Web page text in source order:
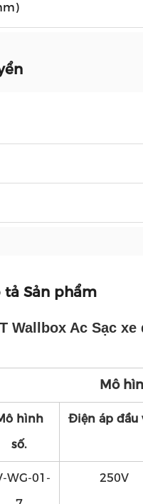
tả Sản phẩm
Wallbox Ac Sạc
Mô
hình
số.
Điện áp đầu
WG-01-
250V